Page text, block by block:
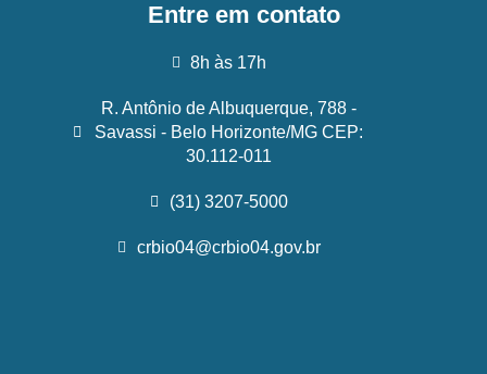
Entre em contato
8h às 17h
R. Antônio de Albuquerque, 788 -
Savassi - Belo Horizonte/MG CEP:
30.112-011
(31) 3207-5000
crbio04@crbio04.gov.br